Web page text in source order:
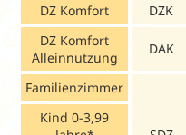
DZ Komfort
DZK
DZ Komfort
Alleinnutzung
DAK
Familienzimmer
Kind 0-3,99